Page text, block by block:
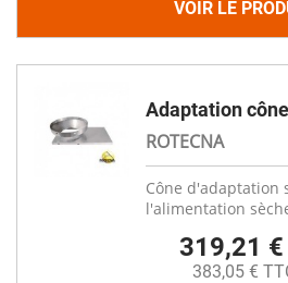
VOIR LE
Adaptation
ROTECNA
Cône d'adaptation
l'alimentation
319,21 €
383,05 €